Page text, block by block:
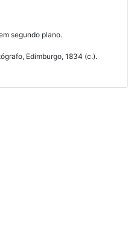
segundo plano.
Edimburgo, 1834 (c.).